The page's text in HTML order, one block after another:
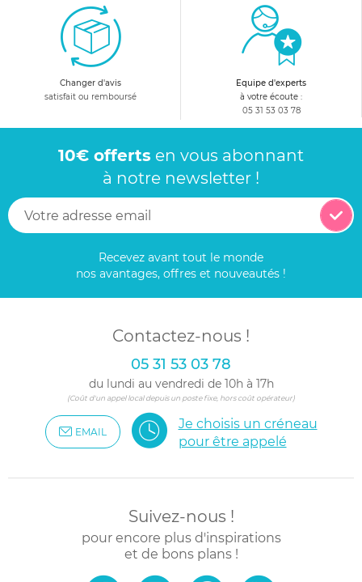
Changer d'avis
satisfait ou remboursé
Equipe d'experts
à votre écoute :
05 31 53 03 78
10€ offerts en vous abonnant
à notre newsletter !
Recevez avant tout le monde
nos avantages, offres et nouveautés !
Contactez-nous !
05 31 53 03 78
du lundi au vendredi de 10h à 17h
(Coût d'un appel local depuis un poste fixe, hors coût opérateur)
EMAIL
Je choisis un créneau
pour être appelé
Suivez-nous !
pour encore plus d'inspirations
et de bons plans !